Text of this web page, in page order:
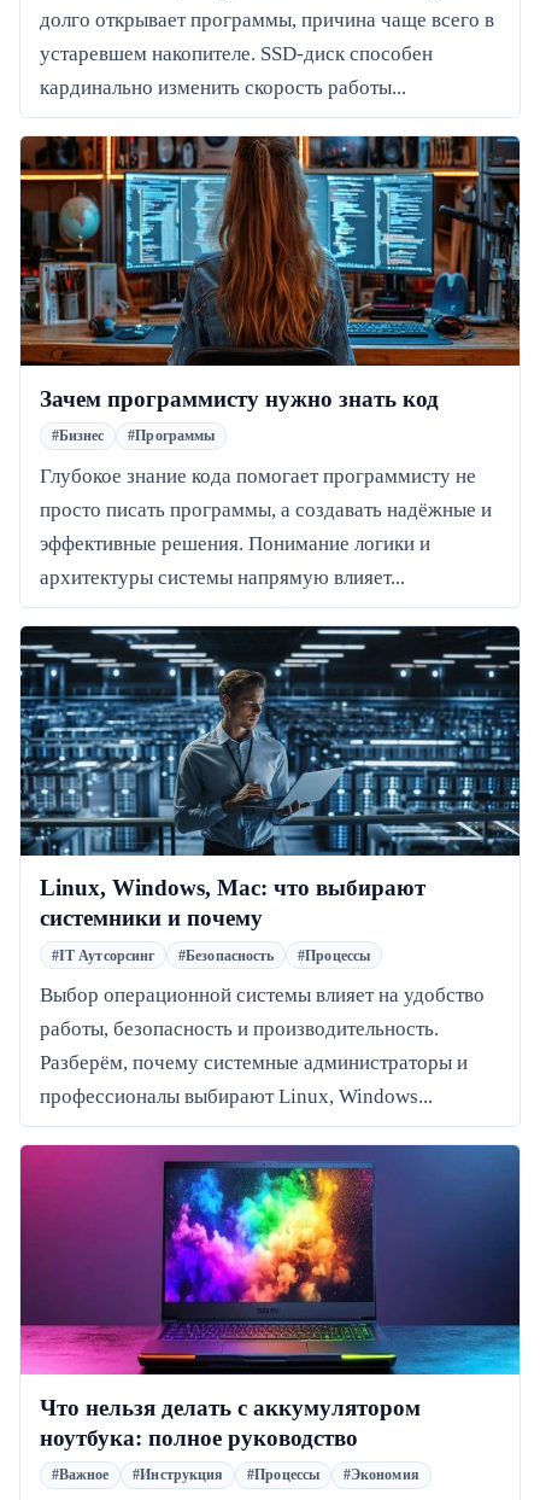
долго открывает программы, причина чаще всего в
устаревшем накопителе. SSD-диск способен
кардинально изменить скорость работы...
Зачем программисту нужно знать код
#Бизнес #Программы
Глубокое знание кода помогает программисту не
просто писать программы, а создавать надёжные и
эффективные решения. Понимание логики и
архитектуры системы напрямую влияет...
Linux, Windows, Mac: что выбирают
системники и почему
#IT Аутсорсинг #Безопасность #Процессы
Выбор операционной системы влияет на удобство
работы, безопасность и производительность.
Разберём, почему системные администраторы и
профессионалы выбирают Linux, Windows...
Что нельзя делать с аккумулятором
ноутбука: полное руководство
#Важное #Инструкция #Процессы #Экономия